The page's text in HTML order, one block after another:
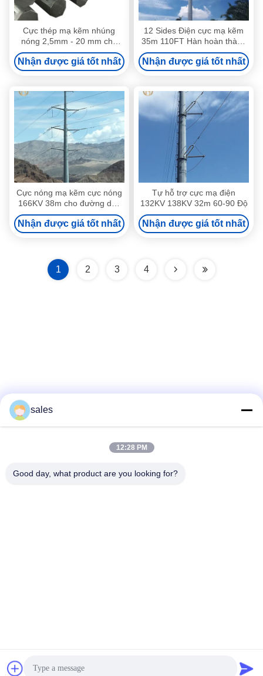
Cực thép mạ kẽm nhúng
nóng 2,5mm - 20 mm cho
đường truyền trên cao
Nhận được giá tốt nhất
12 Sides Điện cực mạ kẽm
35m 110FT Hàn hoàn thành
tốt
Nhận được giá tốt nhất
Cực nóng mạ kẽm cực nóng
166KV 38m cho đường dây
truyền tải điện
Nhận được giá tốt nhất
Tự hỗ trợ cực mạ điện
132KV 138KV 32m 60-90 Độ
Nhận được giá tốt nhất
1 2 3 4
quyền © 2020-2026 Yixing Futao Metal Structural Unit Co. Ltd Tất
cả. Tất cả quyền được bảo lưu.
sales
12:28 PM
Good day, what product are you looking for?